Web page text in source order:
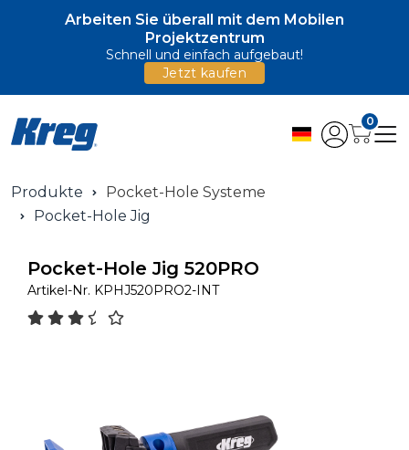
Arbeiten Sie überall mit dem Mobilen
Projektzentrum
Schnell und einfach aufgebaut!
Jetzt kaufen
0
Produkte
Pocket-Hole Systeme
Pocket-Hole Jig
Pocket-Hole Jig 520PRO
Artikel-Nr. KPHJ520PRO2-INT